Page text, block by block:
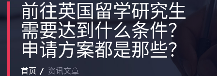
前往英国留学研究生
需要达到什么条件？
申请方案都是那些？
首页 资讯文章